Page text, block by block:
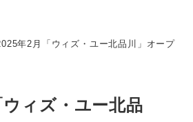
年2月「ウィズ・ユー北品川」オープ
ィズ・ユー北品